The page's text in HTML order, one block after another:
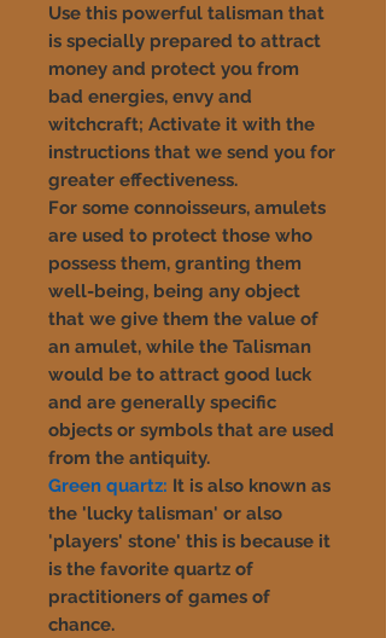
Use this powerful talisman that
is specially prepared to attract
money and protect you from
bad energies, envy and
witchcraft; Activate it with the
instructions that we send you for
greater effectiveness.
For some connoisseurs, amulets
are used to protect those who
possess them, granting them
well-being, being any object
that we give them the value of
an amulet, while the Talisman
would be to attract good luck
and are generally specific
objects or symbols that are used
from the antiquity.
Green quartz: It is also known as
the 'lucky talisman' or also
'players' stone' this is because it
is the favorite quartz of
practitioners of games of
chance.